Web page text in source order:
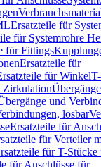
Ersatzteile für
für Systemrohre
für Fittings
Ersatzteile für
für Winkel
Zirkulation
und
lösbar
Ersatzteile für
für Verteiler
für T-
für Anschlüsse für